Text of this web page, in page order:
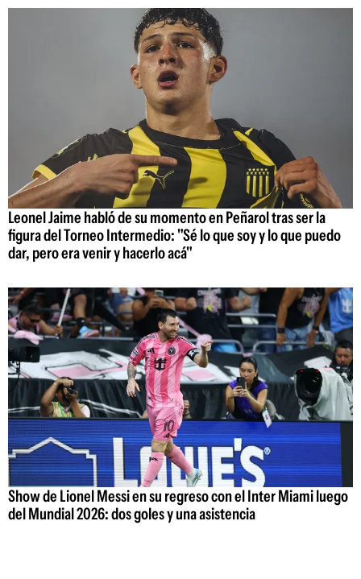
Leonel Jaime habló de su momento en Peñarol tras ser la
figura del Torneo Intermedio: "Sé lo que soy y lo que puedo
dar, pero era venir y hacerlo acá"
Show de Lionel Messi en su regreso con el Inter Miami luego
del Mundial 2026: dos goles y una asistencia